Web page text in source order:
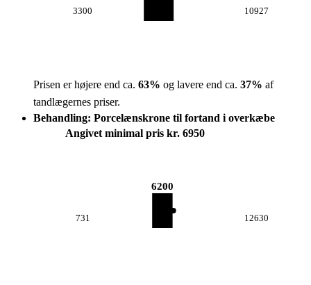
3300 10927
Prisen er højere end ca. 63% og lavere end ca. 37% af
tandlægernes priser.
Behandling: Porcelænskrone til fortand i overkæbe
Angivet minimal pris kr. 6950
731
6200
12630